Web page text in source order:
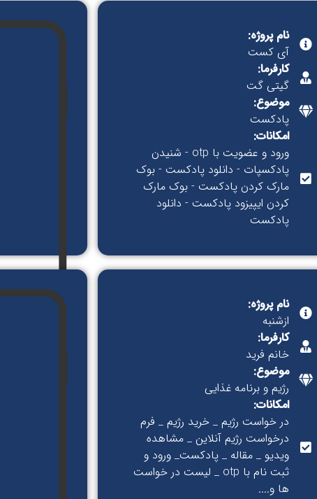
نام پروژه:
آی کست
کارفرما:
گیتی گت
موضوع:
پادکست
امکانات:
ورود و عضویت با otp - شنیدن
پادکسپات - دانلود پادکست - بوک
مارک کردن پادکست - بوک مارک
کردن ایپیزود پادکست - دانلود
پادکست
نام پروژه:
ازشنبه
کارفرما:
خانم فرید
موضوع:
رژیم و برنامه غذایی
امکانات:
در خواست رژیم _ خرید رژیم _ فرم
درخواست رژیم آنلاین _ مشاهده
ویدیو _ مقاله _ پادکست_ ورود و
ثبت نام با otp _ لیست در خواست
ها و....